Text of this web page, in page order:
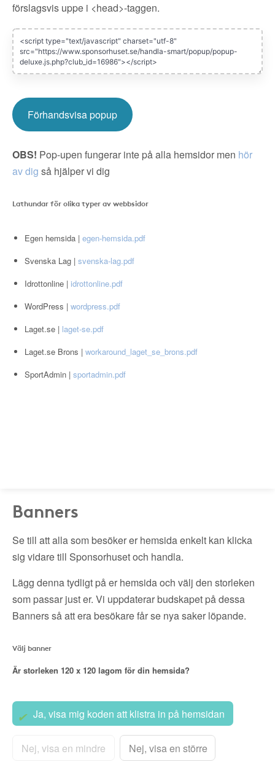
förslagsvis uppe i <head>-taggen.
Förhandsvisa popup
OBS! Pop-upen fungerar inte på alla hemsidor men hör
av dig så hjälper vi dig
Lathundar för olika typer av webbsidor
Egen hemsida | egen-hemsida.pdf
Svenska Lag | svenska-lag.pdf
Idrottonline | idrottonline.pdf
WordPress | wordpress.pdf
Laget.se | laget-se.pdf
Laget.se Brons | workaround_laget_se_brons.pdf
SportAdmin | sportadmin.pdf
Banners
Se till att alla som besöker er hemsida enkelt kan klicka
sig vidare till Sponsorhuset och handla.
Lägg denna tydligt på er hemsida och välj den storleken
som passar just er. Vi uppdaterar budskapet på dessa
Banners så att era besökare får se nya saker löpande.
Välj banner
Är storleken 120 x 120 lagom för din hemsida?
Ja, visa mig koden att klistra in på hemsidan
Nej, visa en mindre Nej, visa en större